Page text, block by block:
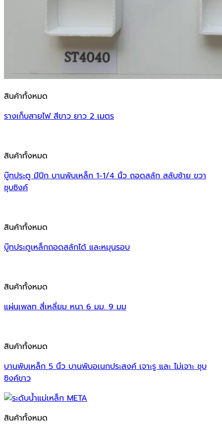
สินค้าทั้งหมด
รางเก็บสายไฟ สีขาว ยาว 2 เมตร
สินค้าทั้งหมด
บู๊ทประตู มีปีก บานพับเหล็ก 1-1/4 นิ้ว ถอดสลัก สลับซ้าย ขวา
ชุบซิงค์
สินค้าทั้งหมด
บู๊ทประตูเหล็กถอดสลักได้ และหมุนรอบ
สินค้าทั้งหมด
แผ่นเพลท สี่เหลี่ยม หนา 6 มม. 9 มม
สินค้าทั้งหมด
บานพับเหล็ก 5 นิ้ว บานพับอเนกประสงค์ เจาะรู และ ไม่เจาะ ชุบ
ซิงค์ขาว
สินค้าทั้งหมด